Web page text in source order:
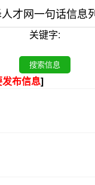
才网一句话信息
关键字:
布信息]